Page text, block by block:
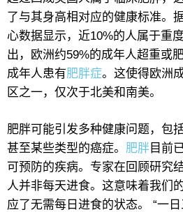
了与其身高相对应的健康标准。
心数据显示，近10%的人属于重
出，欧洲约59%的成年人超重或
成年人患有肥胖症。这使得欧洲
区之一，仅次于北美和南美。
肥胖可能引发多种健康问题，包
甚至某些类型的癌症。 肥胖 目前
可预防的疾病。专家在回顾研究
人并非每天进食。这意味着我们
应了无需每日进食的状态。 “一